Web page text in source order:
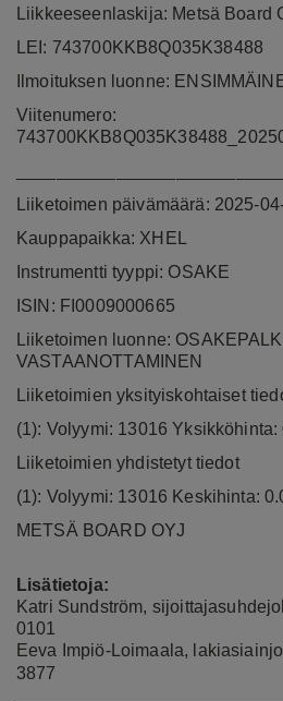
Liikkeeseenlaskija: Metsä Board
LEI: 743700KKB8Q035K38488
Ilmoituksen luonne:
Viitenumero:
Liiketoimen päivämäärä: 2025-
Kauppapaikka: XHEL
Instrumentti tyyppi: OSAKE
ISIN: FI0009000665
Liiketoimen luonne:
VASTAANOTTAMINEN
Liiketoimien yksityiskohtaiset
(1): Volyymi: 13016 Yksikköhinta:
Liiketoimien yhdistetyt tiedot
(1): Volyymi: 13016 Keskihinta:
METSÄ BOARD OYJ
Lisätietoja:
Katri Sundström,
0101
Eeva Impiö-Loimaala,
3877